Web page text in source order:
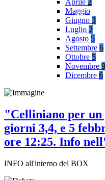
Aprile 2
Maggio
Giugno 3
Luglio 2
Agosto 5
Settembre 6
Ottobre 5
Novembre 9
Dicembre 6
"Celliniano per
giorni 3,4, e 5
ore 12:25. Info
INFO all'interno del BOX